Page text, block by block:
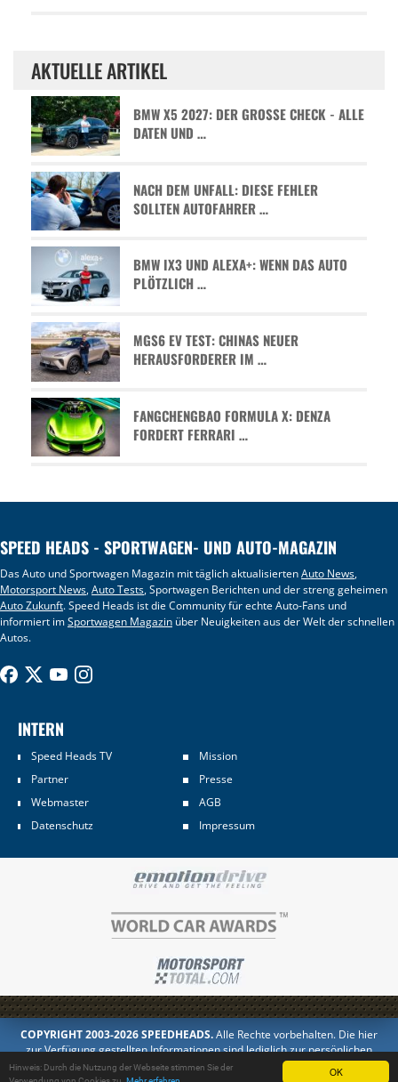
OK
Hinweis: Durch die Nutzung der Webseite stimmen Sie der
AKTUELLE ARTIKEL
BMW X5 2027: DER GROSSE CHECK - ALLE D
ATEN UND …
NACH DEM UNFALL: DIESE FEHLER
SOLLTEN AUTOFAHRER …
BMW IX3 UND ALEXA+: WENN DAS AUTO
PLÖTZLICH …
MGS6 EV TEST: CHINAS NEUER
HERAUSFORDERER IM …
FANGCHENGBAO FORMULA X: DENZA
FORDERT FERRARI …
SPEED HEADS - SPORTWAGEN- UND AUTO-MAGAZIN
Das Auto und Sportwagen Magazin mit täglich aktualisiertenAuto News,
Motorsport News,Auto Tests, Sportwagen Berichten und der streng geheimen
Auto Zukunft. Speed Heads ist die Community für echte Auto-Fans und
informiert imSportwagen Magazin über Neuigkeiten aus der Welt der schnellen
Autos.
INTERN
Speed Heads TV
Mission
Partner
Presse
Webmaster
AGB
Datenschutz
Impressum
COPYRIGHT 2003-2026 SPEEDHEADS.Alle Rechte vorbehalten. Die hier
zur Verfügung gestellten Informationen sind lediglich zur persönlichen
Information bestimmt. Jedes Kopieren oder Veröffentlichen in anderer